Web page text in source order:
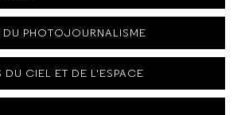
PHOTOJOURNALISME
DU CIEL ET DE L'ESPACE